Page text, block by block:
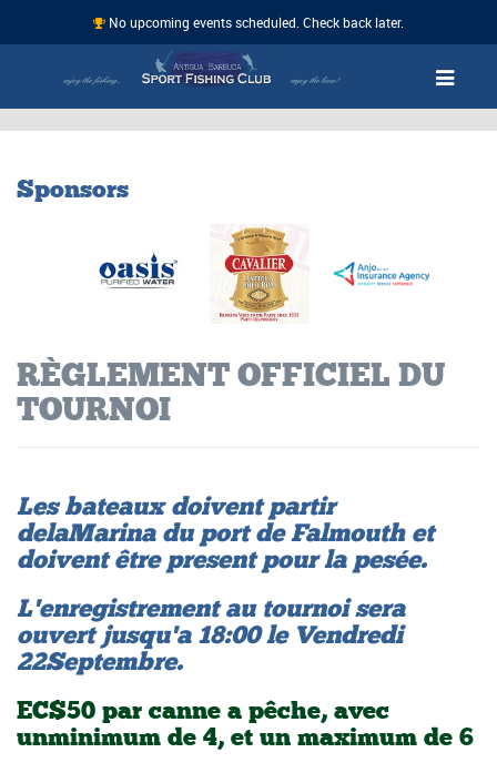
No upcoming events scheduled. Check back later.
Sponsors
RÈGLEMENT OFFICIEL DU
TOURNOI
Les bateaux doivent partir
de la Marina du port de Falmouth et
doivent être present pour la pesée.
L'enregistrement au tournoi sera
ouvert jusqu'a 18:00 le Vendredi
22 Septembre.
EC$50 par canne a pêche, avec
un minimum de 4, et un maximum de 6